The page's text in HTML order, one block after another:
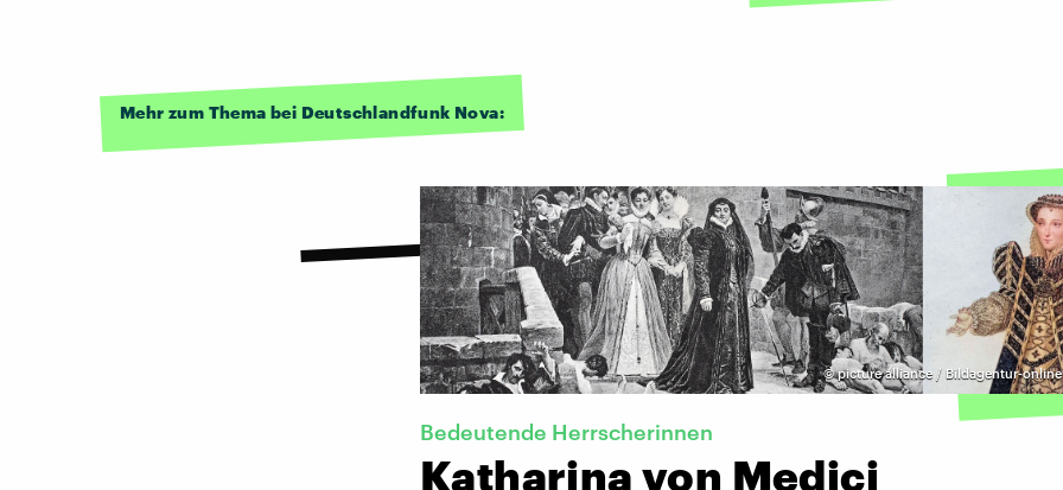
Mehr zum Thema bei Deutschlandfunk Nova:
©picture alliance / Bildagentur-online
Bedeutende Herrscherinnen
Katharina von Medici